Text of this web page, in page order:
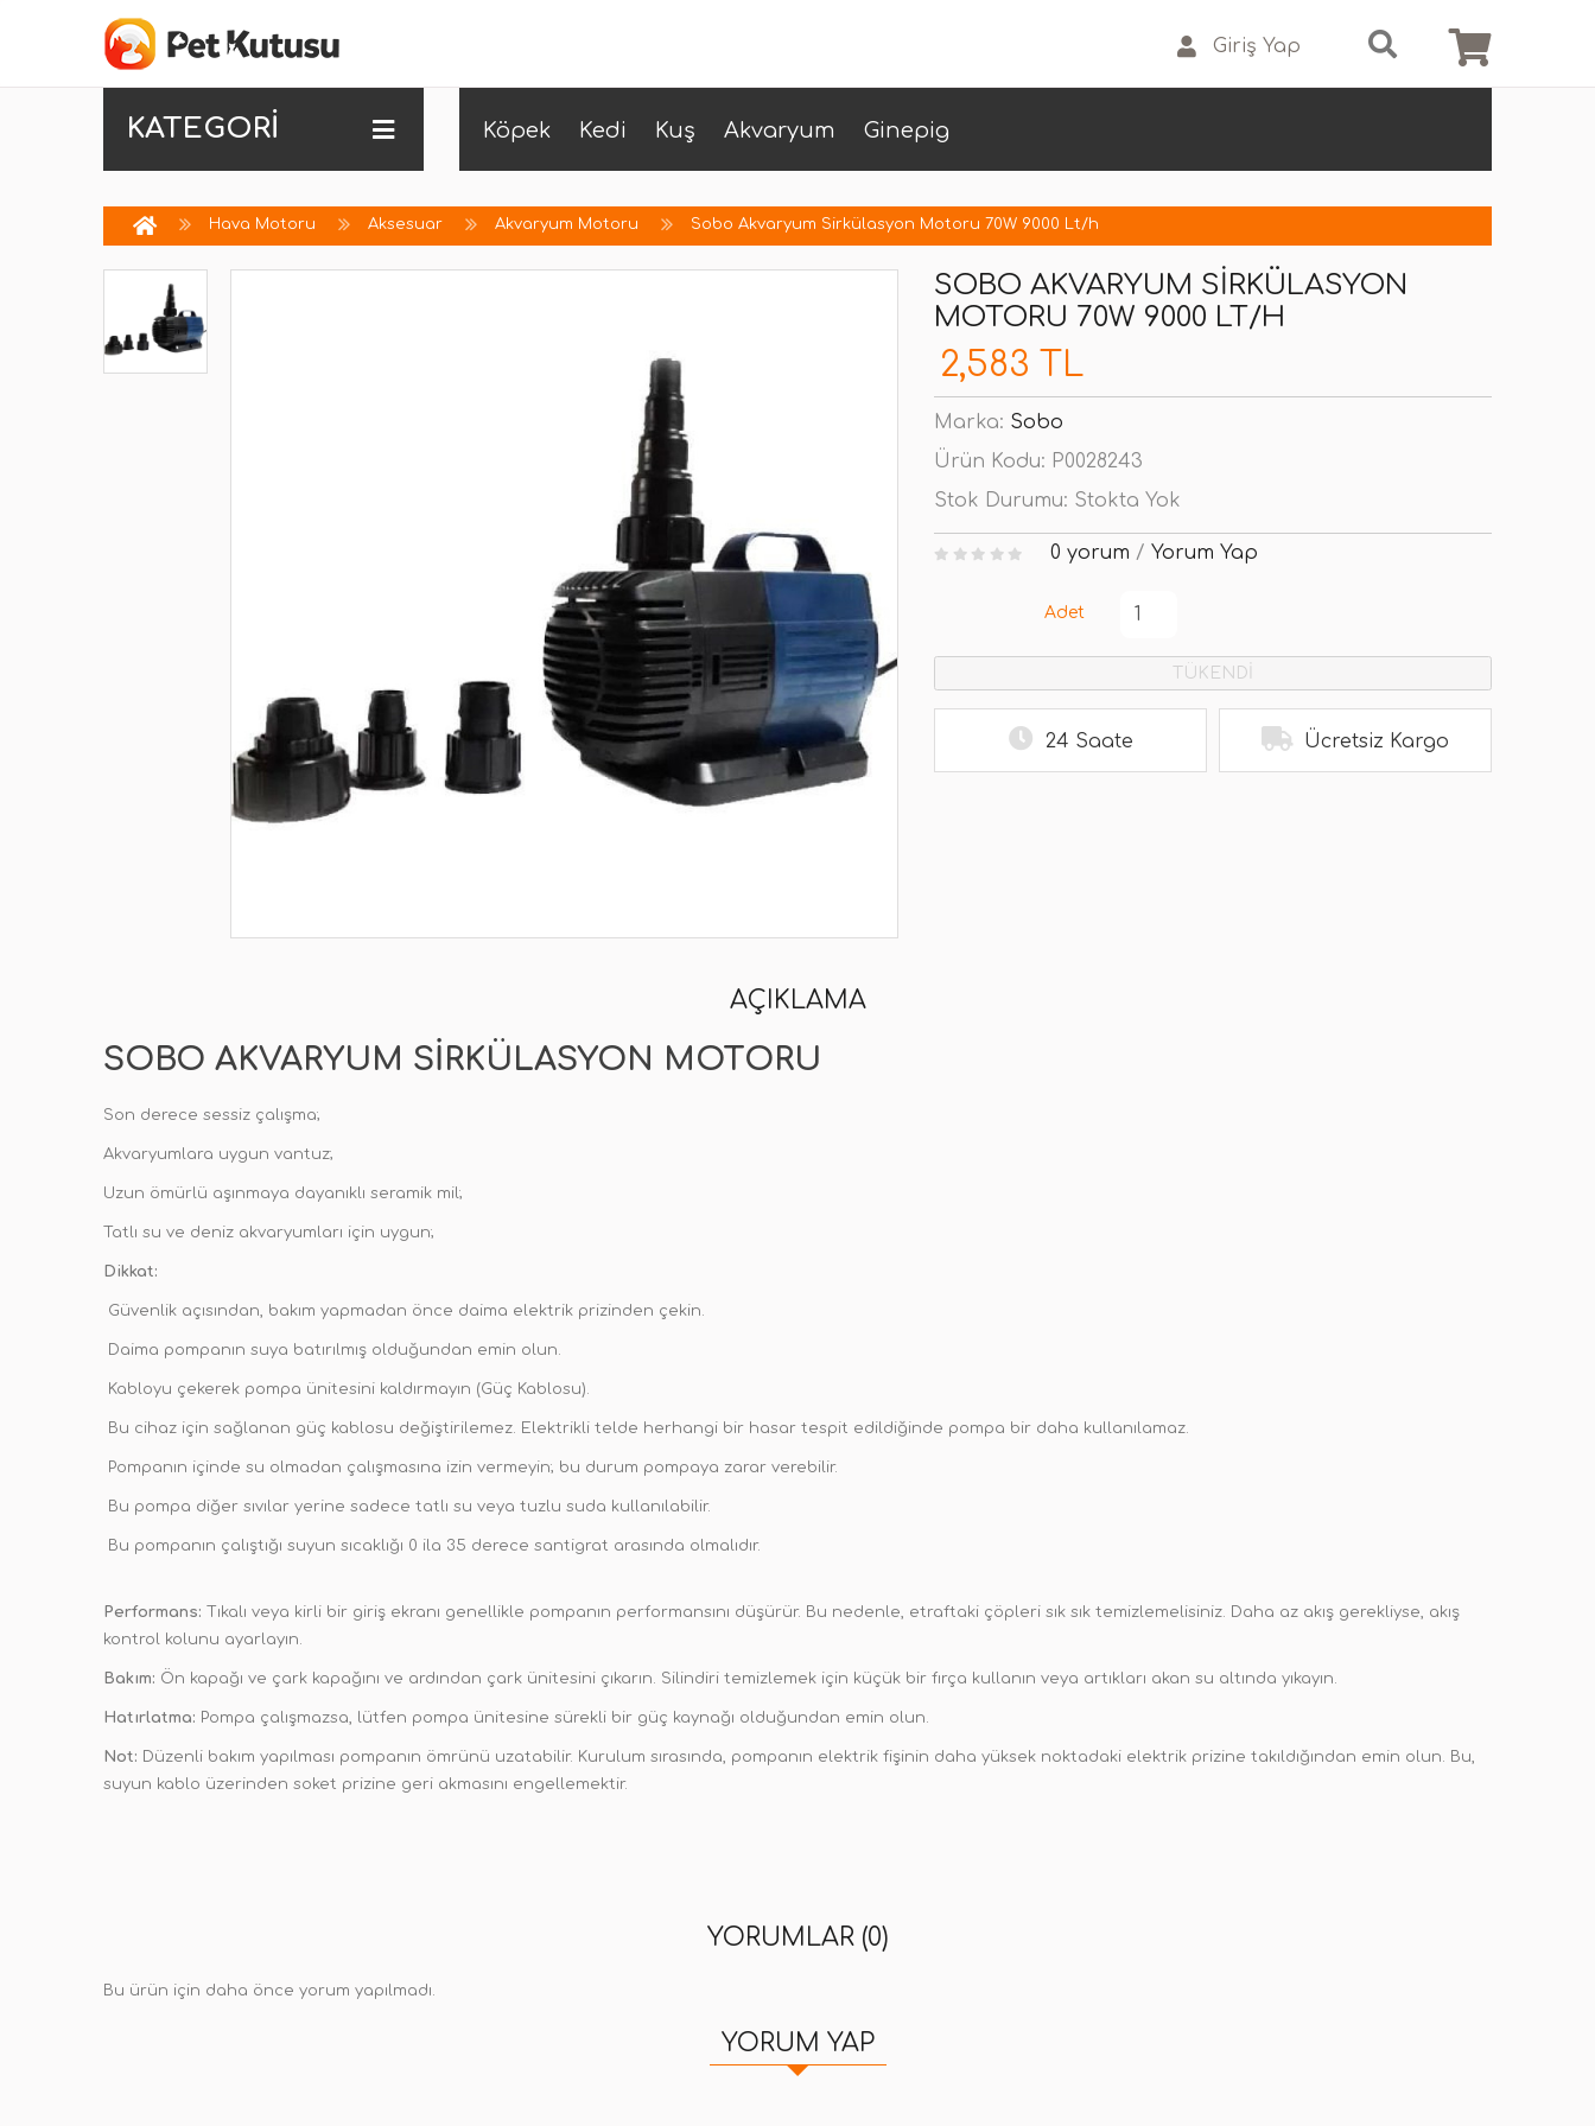
Giriş Yap
KATEGORİ Köpek Kedi Kuş Akvaryum Ginepig
Hava Motoru Aksesuar Akvaryum Motoru Sobo Akvaryum Sirkülasyon Motoru 70W 9000 Lt/h
SOBO AKVARYUM SIRKÜLASYON
MOTORU 70W 9000 LT/H
2,583 TL
Marka: Sobo
Ürün Kodu: P0028243
Stok Durumu: Stokta Yok
0 yorum / Yorum Yap
Adet
TÜKENDİ
24 Saate Ücretsiz Kargo
AÇIKLAMA
SOBO AKVARYUM SIRKÜLASYON MOTORU
Son derece sessiz çalışma;
Akvaryumlara uygun vantuz;
Uzun ömürlü aşınmaya dayanıklı seramik mil;
Tatlı su ve deniz akvaryumları için uygun;
Dikkat:
Güvenlik açısından, bakım yapmadan önce daima elektrik prizinden çekin.
Daima pompanın suya batırılmış olduğundan emin olun.
Kabloyu çekerek pompa ünitesini kaldırmayın (Güç Kablosu).
Bu cihaz için sağlanan güç kablosu değiştirilemez. Elektrikli telde herhangi bir hasar tespit edildiğinde pompa bir daha kullanılamaz.
Pompanın içinde su olmadan çalışmasına izin vermeyin; bu durum pompaya zarar verebilir.
Bu pompa diğer sıvılar yerine sadece tatlı su veya tuzlu suda kullanılabilir.
Bu pompanın çalıştığı suyun sıcaklığı 0 ila 35 derece santigrat arasında olmalıdır.
Performans: Tıkalı veya kirli bir giriş ekranı genellikle pompanın performansını düşürür. Bu nedenle, etraftaki çöpleri sık sık temizlemelisiniz. Daha az akış gerekliyse, akış
kontrol kolunu ayarlayın.
Bakım: Ön kapağı ve çark kapağını ve ardından çark ünitesini çıkarın. Silindiri temizlemek için küçük bir fırça kullanın veya artıkları akan su altında yıkayın.
Hatırlatma: Pompa çalışmazsa, lütfen pompa ünitesine sürekli bir güç kaynağı olduğundan emin olun.
Not: Düzenli bakım yapılması pompanın ömrünü uzatabilir. Kurulum sırasında, pompanın elektrik fişinin daha yüksek noktadaki elektrik prizine takıldığından emin olun. Bu,
suyun kablo üzerinden soket prizine geri akmasını engellemektir.
YORUMLAR (0)
Bu ürün için daha önce yorum yapılmadı.
YORUM YAP